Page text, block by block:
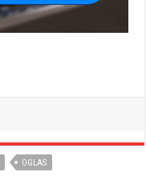
OGLAS